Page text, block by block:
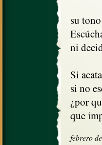
su
ni
Si
si no
¿por
que
febrero